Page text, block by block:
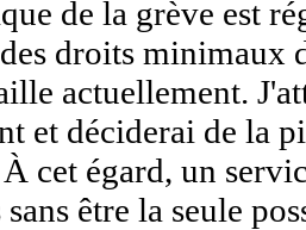
de la grève est
droits minimaux
actuellement.
et déciderai de la
cet égard, un
être la seule